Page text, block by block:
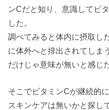
ンCだと知り、意識してビ
した。
調べてみると体内に摂取し
に体外へと排出されてしま
だけじゃ意味が無いと感じ
そこでビタミンCが継続的
スキンケアは無いかと探し